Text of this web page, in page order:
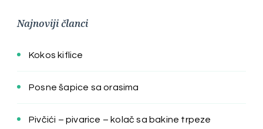
Najnoviji članci
Kokos kiflice
Posne šapice sa orasima
Pivčići – pivarice – kolač sa bakine trpeze